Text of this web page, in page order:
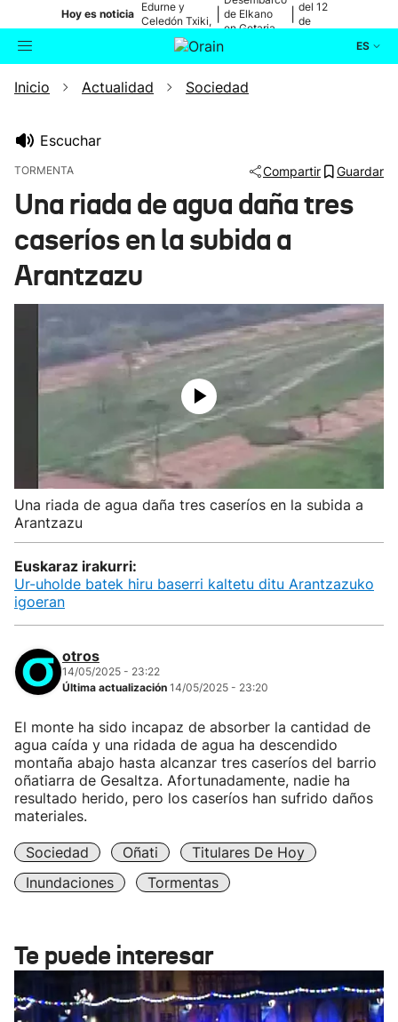
Hoy es noticia
Edurne y
Celedón Txiki,
en directo
de Elkano
en Getaria
del 12
de
ES
Buscador Actualidad
Ikusmiran
Inicio Actualidad Sociedad
Escuchar
TORMENTA Compartir Guardar
Una riada de agua daña tres
caseríos en la subida a
Arantzazu
Una riada de agua daña tres caseríos en la subida a
Arantzazu
Euskaraz irakurri:
Ur-uholde batek hiru baserri kaltetu ditu Arantzazuko
igoeran
otros
14/05/2025 - 23:22
Última actualización 14/05/2025 - 23:20
El monte ha sido incapaz de absorber la cantidad de
agua caída y una ridada de agua ha descendido
montaña abajo hasta alcanzar tres caseríos del barrio
oñatiarra de Gesaltza. Afortunadamente, nadie ha
resultado herido, pero los caseríos han sufrido daños
materiales.
Sociedad Oñati
Titulares De Hoy
Inundaciones
Tormentas
Te puede interesar